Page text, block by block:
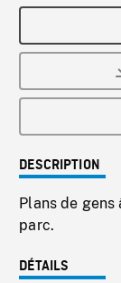
DESCRIPTION
Plans de
parc.
DÉTAILS